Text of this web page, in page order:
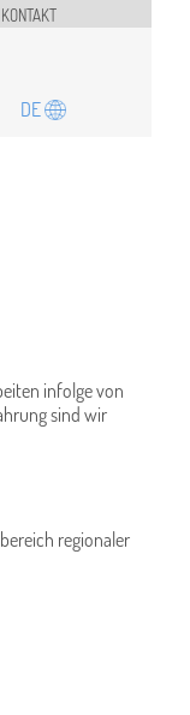
KONTAKT
DE
infolge von
sind wir
regionaler